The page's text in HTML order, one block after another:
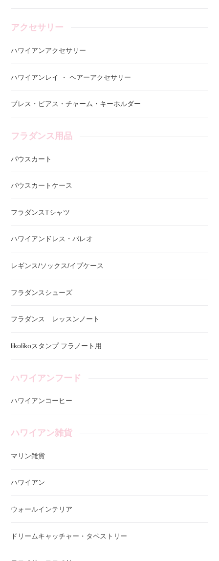
アクセサリー
ハワイアンアクセサリー
ハワイアンレイ ・ ヘアーアクセサリー
ブレス・ピアス・チャーム・キーホルダー
フラダンス用品
パウスカート
パウスカートケース
フラダンスTシャツ
ハワイアンドレス・パレオ
レギンス/ソックス/イプケース
フラダンスシューズ
フラダンス レッスンノート
likolikoスタンプ フラノート用
ハワイアンフード
ハワイアンコーヒー
ハワイアン雑貨
マリン雑貨
ハワイアン
ウォールインテリア
ドリームキャッチャー・タペストリー